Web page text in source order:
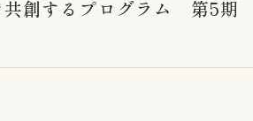
共創するプログラム 第5期